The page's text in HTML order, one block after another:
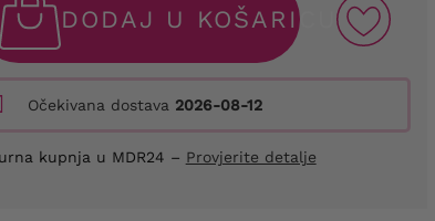
DODAJ U KOŠARICU
Očekivana dostava 2026-08-12
kupnja u MDR24 – Provjerite detalje